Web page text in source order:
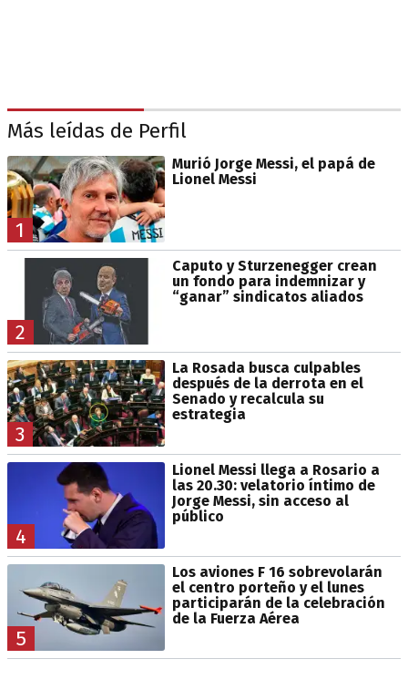
Más leídas de Perfil
1
Murió Jorge Messi, el papá de
Lionel Messi
2
Caputo y Sturzenegger crean
un fondo para indemnizar y
“ganar” sindicatos aliados
3
La Rosada busca culpables
después de la derrota en el
Senado y recalcula su
estrategia
4
Lionel Messi llega a Rosario a
las 20.30: velatorio íntimo de
Jorge Messi, sin acceso al
público
5
Los aviones F 16 sobrevolarán
el centro porteño y el lunes
participarán de la celebración
de la Fuerza Aérea